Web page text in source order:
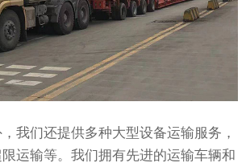
我们还提供多种大型设备运输服务，
运输等。我们拥有先进的运输车辆和